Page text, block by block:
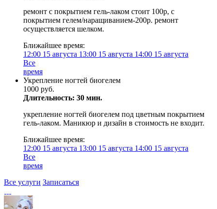
ремонт с покрытием гель-лаком стоит 100р, с
покрытием гелем/наращиванием-200р. ремонт
осуществляется шелком.
Ближайшее время:
12:00 15 августа 13:00 15 августа 14:00 15 августа
Все
время
Укрепление ногтей биогелем
1000 руб.
Длительность: 30 мин.
укрепление ногтей биогелем под цветным покрытием
гель-лаком. Маникюр и дизайн в стоимость не входит.
Ближайшее время:
12:00 15 августа 13:00 15 августа 14:00 15 августа
Все
время
Все услуги Записаться